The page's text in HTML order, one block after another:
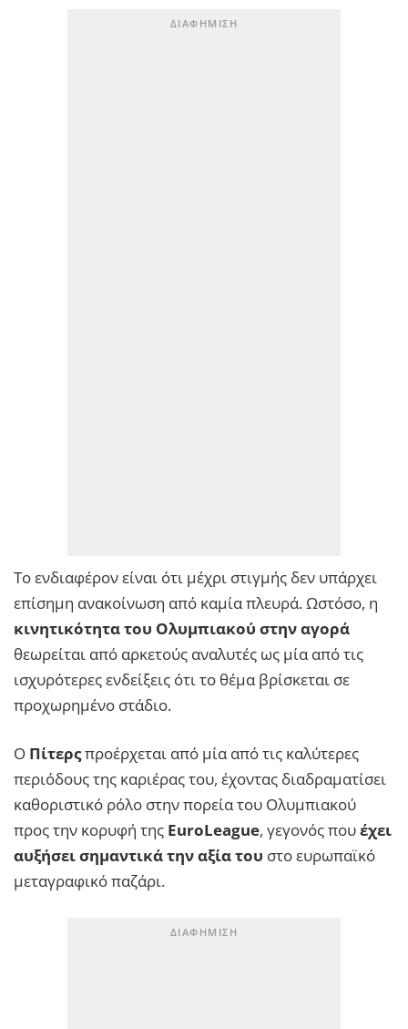
Το ενδιαφέρον είναι ότι μέχρι στιγμής δεν υπάρχει
επίσημη ανακοίνωση από καμία πλευρά. Ωστόσο, η
κινητικότητα του Ολυμπιακού στην αγορά
θεωρείται από αρκετούς αναλυτές ως μία από τις
ισχυρότερες ενδείξεις ότι το θέμα βρίσκεται σε
προχωρημένο στάδιο.
Ο Πίτερςπροέρχεται από μία από τις καλύτερες
περιόδους της καριέρας του, έχοντας διαδραματίσει
καθοριστικό ρόλο στην πορεία του Ολυμπιακού
προς την κορυφή της EuroLeague, γεγονός πουέχει
αυξήσει σημαντικά την αξία του στο ευρωπαϊκό
μεταγραφικό παζάρι.